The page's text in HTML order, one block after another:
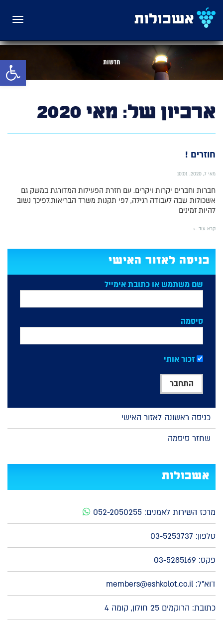
פתח
תפריט
ארכיון של: מאי 2020
חוזרים !
מאי 7, 2020 10:01
חברות וחברים יקרות ויקרים. עם חזרת הפעילות המדורגת במשק גם
אשכולות שבה לעבודה רגילה, לפי תקנות משרד הבריאות.לפיכך נשוב
להיות זמינים
קרא עוד ←
כניסה לאזור האישי
שם משתמש או כתובת אימייל
סיסמה
זכור אותי
כניסה ראשונה לאזור האישי
שחזר סיסמה
אשכולות
מרכז השירות לאמנים: 052-2050255
טלפון: 03-5253737
פקס: 03-5285169
דוא"ל: members@eshkolot.co.il
כתובת: הרוקמים 25 חולון, קומה 4